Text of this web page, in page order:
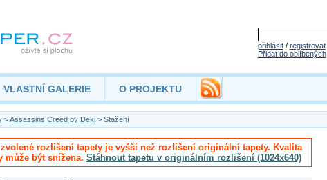
přihlásit/ registrovat
Přidat do oblíbených
VLASTNÍ GALERIE O PROJEKTU
>Assassins Creed by Deki> Stažení
rozlišení tapety je vyšší než rozlišení originální tapety. Kvalita
může být snížena. Stáhnout tapetu v originálním rozlišení (1024x640)